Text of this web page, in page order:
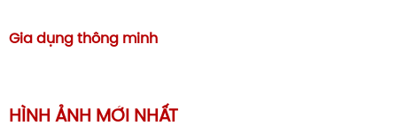
Gia dụng thông minh
HÌNH ẢNH MỚI NHẤT